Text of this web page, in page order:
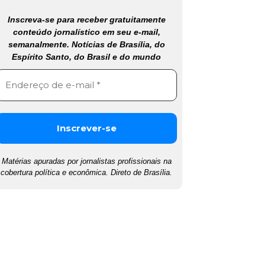
Inscreva-se para receber gratuitamente
conteúdo jornalístico em seu e-mail,
semanalmente. Notícias de Brasília, do
Espírito Santo, do Brasil e do mundo
Matérias apuradas por jornalistas profissionais na
cobertura política e econômica. Direto de Brasília.